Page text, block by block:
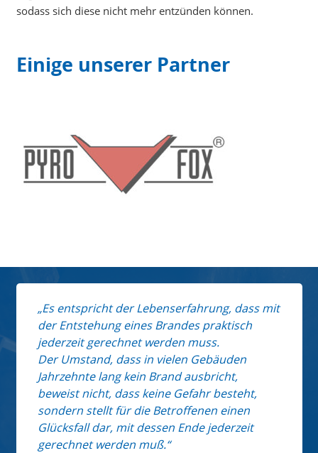
sodass sich diese nicht mehr entzünden können.
Einige unserer Partner
Es entspricht der Lebenserfahrung, dass mit
der Entstehung eines Brandes praktisch
jederzeit gerechnet werden muss.
Der Umstand, dass in vielen Gebäuden
Jahrzehnte lang kein Brand ausbricht,
beweist nicht, dass keine Gefahr besteht,
sondern stellt für die Betroffenen einen
Glücksfall dar, mit dessen Ende jederzeit
gerechnet werden muß.